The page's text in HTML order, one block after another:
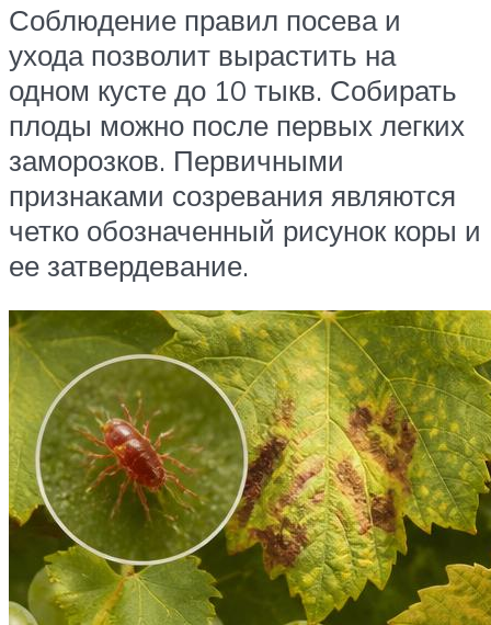
Соблюдение правил посева и
ухода позволит вырастить на
одном кусте до 10 тыкв. Собирать
плоды можно после первых легких
заморозков. Первичными
признаками созревания являются
четко обозначенный рисунок коры и
ее затвердевание.